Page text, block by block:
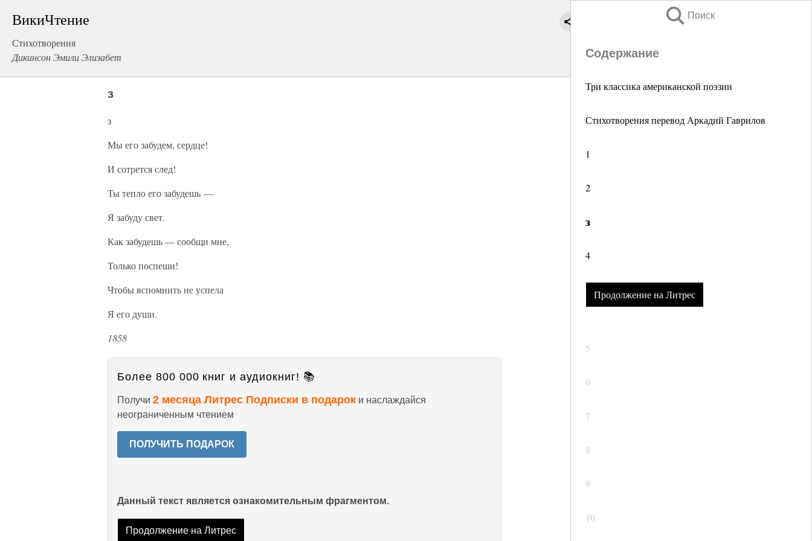
ВикиЧтение
Стихотворения
Дикинсон Эмили Элизабет
Поиск
Содержание
Три классика американской поэзии
Стихотворения перевод Аркадий Гаврилов
1
2
з
4
Продолжение на Литрес
5
б
7
8
9
10
з
з
Мы его забудем, сердце!
И сотрется след!
Ты тепло его забудешь —
Я забуду свет.
Как забудешь — сообщи мне,
Только поспеши!
Чтобы вспомнить не успела
Я его души.
1858
Более 800 000 книг и аудиокниг! 📚
Получи 2 месяца Литрес Подписки в подарок и наслаждайся
неограниченным чтением
ПОЛУЧИТЬ ПОДАРОК
Данный текст является ознакомительным фрагментом.
Продолжение на Литрес